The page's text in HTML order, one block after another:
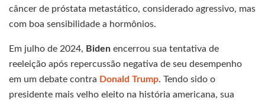
câncer de próstata metastático, considerado agressivo, mas
com boa sensibilidade a hormônios.
Em julho de 2024, Biden encerrou sua tentativa de
reeleição após repercussão negativa de seu desempenho
em um debate contra Donald Trump. Tendo sido o
presidente mais velho eleito na história americana, sua